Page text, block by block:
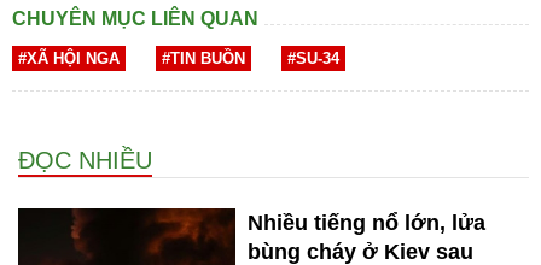
CHUYÊN MỤC LIÊN QUAN
#XÃ HỘI NGA #TIN BUỒN #SU-34
ĐỌC NHIỀU
Nhiều tiếng nổ lớn, lửa
bùng cháy ở Kiev sau